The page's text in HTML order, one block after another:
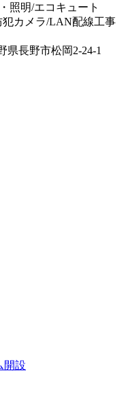
照明/エコキュート
カメラ/LAN配線工事
長野市松岡2-24-1
開設